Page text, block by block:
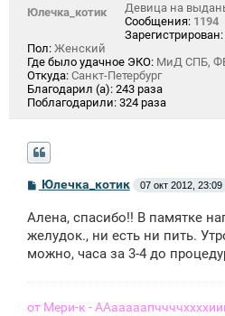
Юлечка_котик
Девица на
Сообщения: 1194
Зарегистрирован:
Пол: Женский
Где было удачное ЭКО: МиД СПБ,
Откуда: Санкт-Петербург
Благодарил (а): 243 раза
Поблагодарили: 324 раза
С
б
щ
н
Юлечка_котик 07 окт 2012, 23:09
Алена, спасибо!! В памятке
желудок., ни есть ни пить.
можно, часа за 3-4 до
от Мери-к -